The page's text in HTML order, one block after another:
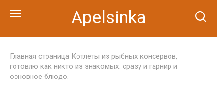
Apelsinka
Главная страница Котлеты из рыбных консервов,
готовлю как никто из знакомых: сразу и гарнир и
основное блюдо.